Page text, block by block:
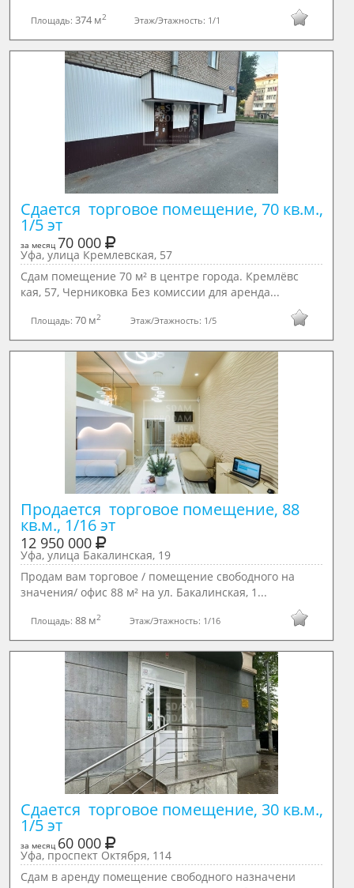
Площадь: 374 м2 Этаж/Этажность: 1/1
Сдается  торговое помещение, 70 кв.м.,
1/5 эт
за месяц 70 000
Уфа, улица Кремлевская, 57
Сдам помещение 70 м² в центре города. Кремлёвс
кая, 57, Черниковка Без комиссии для аренда...
Площадь:70 м2 Этаж/Этажность: 1/5
Продается  торговое помещение, 88
кв.м., 1/16 эт
12 950 000
Уфа, улица Бакалинская, 19
Продам вам торговое / помещение свободного на
значения/ офис 88 м² на ул. Бакалинская, 1...
Площадь: 88 м2 Этаж/Этажность: 1/16
Сдается  торговое помещение, 30 кв.м.,
1/5 эт
за месяц 60 000
Уфа, проспект Октября, 114
Сдам в аренду помещение свободного назначени